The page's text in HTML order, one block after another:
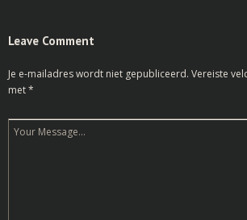
Leave Comment
Je e-mailadres wordt niet gepubliceerd. Vereiste
met*